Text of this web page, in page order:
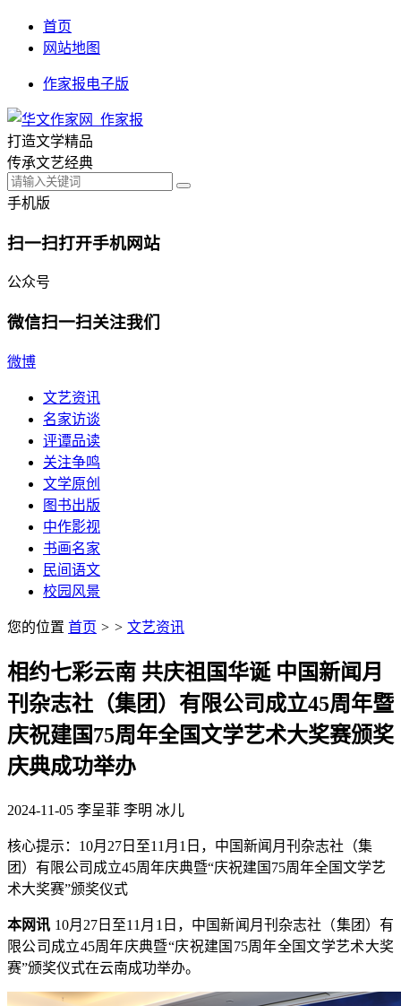
首页
网站地图
作家报电子版
打造文学精品
传承文艺经典
手机版
扫一扫打开手机网站
公众号
微信扫一扫关注我们
微博
文艺资讯
名家访谈
评谭品读
关注争鸣
文学原创
图书出版
中作影视
书画名家
民间语文
校园风景
您的位置 首页 > > 文艺资讯
相约七彩云南 共庆祖国华诞 中国新闻月
刊杂志社（集团）有限公司成立45周年暨
庆祝建国75周年全国文学艺术大奖赛颁奖
庆典成功举办
2024-11-05 李呈菲 李明 冰儿
核心提示：10月27日至11月1日，中国新闻月刊杂志社（集
团）有限公司成立45周年庆典暨“庆祝建国75周年全国文学艺
术大奖赛”颁奖仪式
本网讯 10月 27日至11 月 1 日，中国新闻月刊杂志社（集团）有
限公司成立45周年庆典暨“庆祝建国 75周年全国文学艺术大奖
赛”颁奖仪式在云南成功举办。